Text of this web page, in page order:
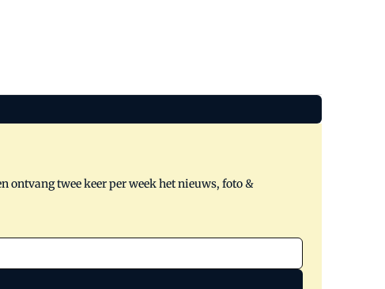
ontvang twee keer per week het nieuws, foto &